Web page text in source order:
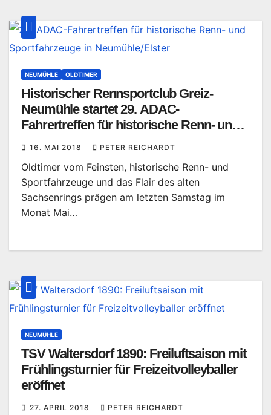
NEUMÜHLE OLDTIMER
Historischer Rennsportclub Greiz-
Neumühle startet 29. ADAC-
Fahrertreffen für historische Renn- und
Sportfahrzeuge
16. MAI 2018 PETER REICHARDT
Oldtimer vom Feinsten, historische Renn- und
Sportfahrzeuge und das Flair des alten
Sachsenrings prägen am letzten Samstag im
Monat Mai…
NEUMÜHLE
TSV Waltersdorf 1890: Freiluftsaison mit
Frühlingsturnier für Freizeitvolleyballer
eröffnet
27. APRIL 2018 PETER REICHARDT